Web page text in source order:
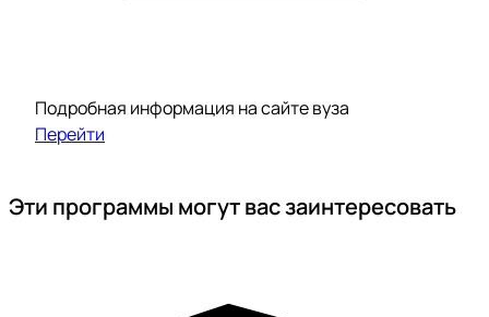
Подробная информация на сайте вуза
Перейти
Эти программы могут вас заинтересовать